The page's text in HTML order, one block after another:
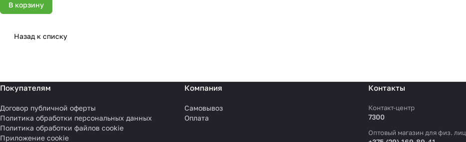
В корзину
Назад к списку
Покупателям
Договор публичной оферты
Политика обработки персональных данных
Политика обработки файлов cookie
Приложение cookie
Компания
Самовывоз
Оплата
Контакты
Контакт-центр
7300
Оптовый магазин для физ. лиц